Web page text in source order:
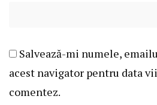
Salvează-mi numele,
acest navigator pentru data
comentez.